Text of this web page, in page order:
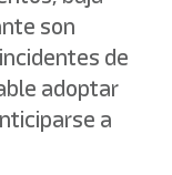
son
de
adoptar
a